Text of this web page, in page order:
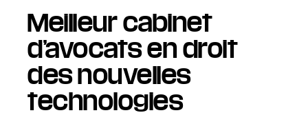
Meilleur cabinet
d’avocats en droit
des nouvelles
technologies